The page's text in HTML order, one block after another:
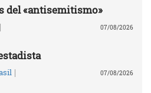
del «antisemitismo»
| 07/08/2026
| 07/08/2026